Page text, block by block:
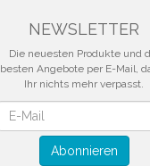
NEWSLETTER
Die neuesten Produkte und
besten Angebote per E-Mail,
Ihr nichts mehr verpasst.
Abonnieren